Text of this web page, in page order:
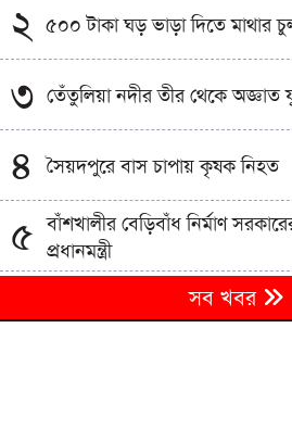
২ ৫০০ টাকা ঘড় ভাড়া দিতে মাথার
৩ তেঁতুলিয়া নদীর তীর থেকে অজ্ঞাত
৪ সৈয়দপুরে বাস চাপায় কৃষক নিহত
৫ বাঁশখালীর বেড়িবাঁধ নির্মাণ
প্রধানমন্ত্রী
আতংকের নতুন নাম ‘উত্তরা’
নিরলস চেষ্টা
সব খবর